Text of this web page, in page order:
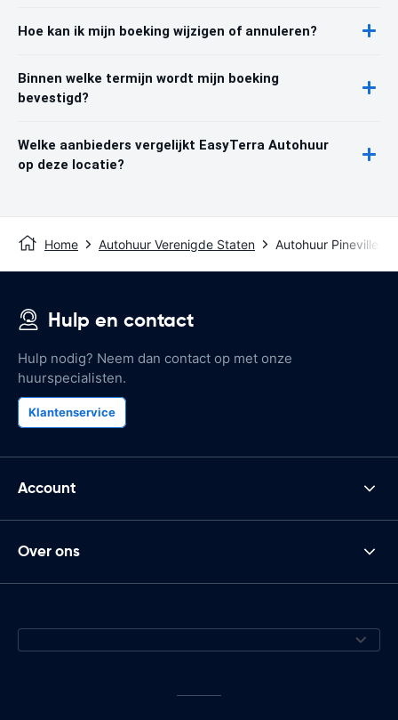
Hoe kan ik mijn boeking wijzigen of annuleren?
Binnen welke termijn wordt mijn boeking
bevestigd?
Welke aanbieders vergelijkt EasyTerra Autohuur
op deze locatie?
Home Autohuur Verenigde Staten Autohuur Pineville,
Hulp en contact
Hulp nodig? Neem dan contact op met onze
huurspecialisten.
Klantenservice
Account
Over ons